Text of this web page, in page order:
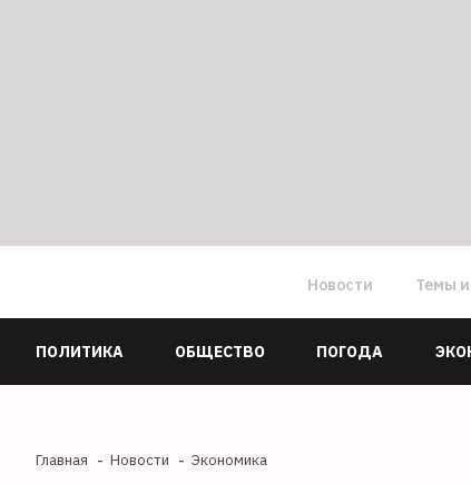
Новости Темы и
ПОЛИТИКА ОБЩЕСТВО ПОГОДА
Главная Новости Экономика